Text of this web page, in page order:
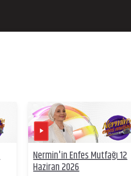
Nermin'in Enfes Mutfağı 12
Haziran 2026